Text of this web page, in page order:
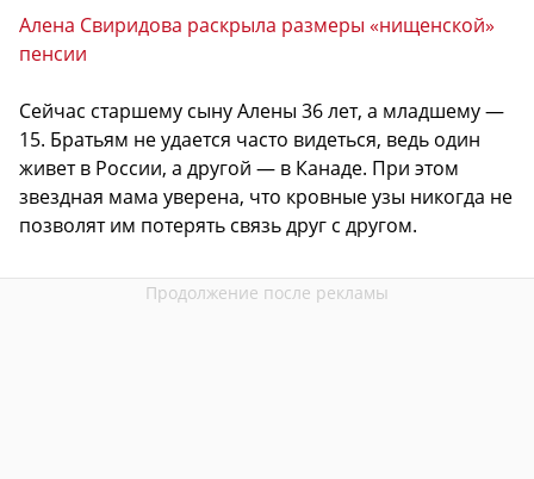
Алена Свиридова раскрыла размеры «нищенской»
пенсии
Сейчас старшему сыну Алены 36 лет, а младшему —
15. Братьям не удается часто видеться, ведь один
живет в России, а другой — в Канаде. При этом
звездная мама уверена, что кровные узы никогда не
позволят им потерять связь друг с другом.